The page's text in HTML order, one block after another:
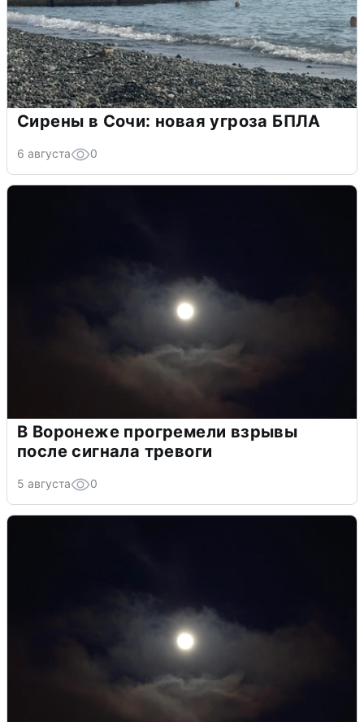
Сирены в Сочи: новая угроза БПЛА
6 августа 0
В Воронеже прогремели взрывы
после сигнала тревоги
5 августа 0